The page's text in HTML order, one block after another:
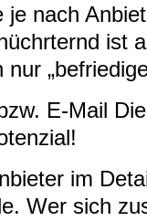
nach
ist
E-Mail
im
Wer sich